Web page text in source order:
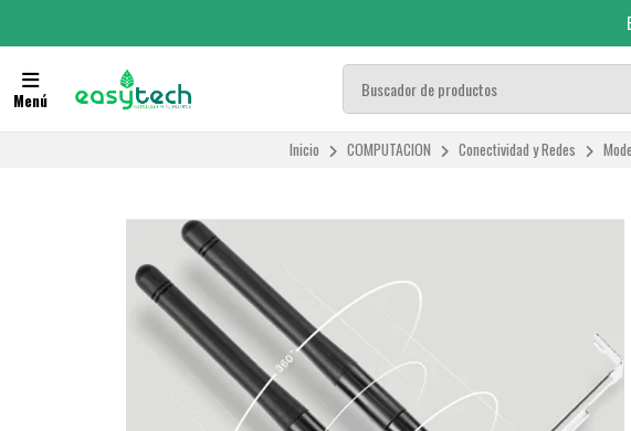
Menú
Inicio COMPUTACION Conectividad y Redes